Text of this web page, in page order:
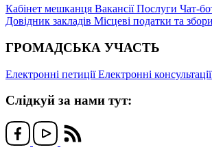
Кабінет мешканця ВакансіїПослуги Чат-
Довідник закладів Місцеві податки та збори
ГРОМАДСЬКА УЧАСТЬ
Електронні петиціїЕлектронні консультації
Слідкуй за нами тут: